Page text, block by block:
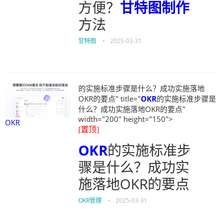
方便？ 甘特图制作
方法
甘特图 • 2025-03-31
OKR
的实施标准步骤是什么？成功实施落地
OKR的要点" title="OKR的实施标准步骤是
什么？成功实施落地OKR的要点"
width="200" height="150">
[置顶]
OKR的实施标准步
骤是什么？成功实
施落地OKR的要点
OKR管理 • 2025-03-31